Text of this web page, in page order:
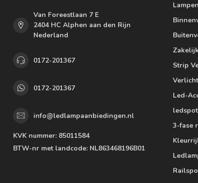
Van Foreestlaan 7 E
2404 HC Alphen aan den Rijn
Nederland
0172-201367
0172-201367
info@ledlampaanbiedingen.nl
KVK nummer: 85011584
BTW-nr met landcode: NL863468196B01
Lampen
Strip
Led-
3-fase